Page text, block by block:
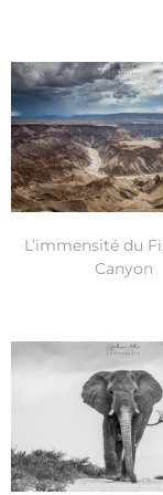
L’immensité du
Canyon